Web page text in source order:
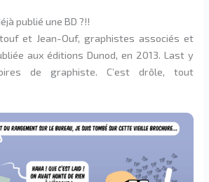
publié une BD ?!!
et Jean-Ouf, graphistes associés et
aux éditions Dunod, en 2013. Last y
de graphiste. C’est drôle, tout